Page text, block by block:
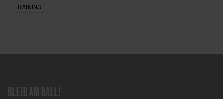
TRAINING
BLEIB AM BALL!